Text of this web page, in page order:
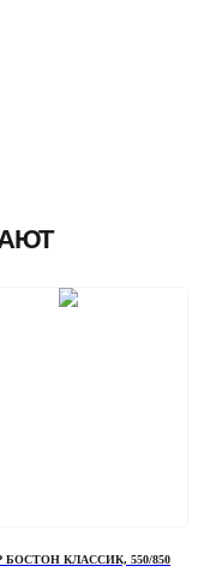
КЛАССИК, 550/850